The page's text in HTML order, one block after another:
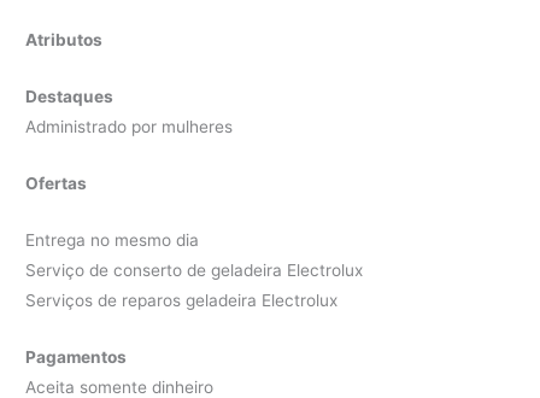
Atributos
Destaques
Administrado por mulheres
Ofertas
Entrega no mesmo dia
Serviço de conserto de geladeira Electrolux
Serviços de reparos geladeira Electrolux
Pagamentos
Aceita somente dinheiro